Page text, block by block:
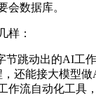
会数据库。
样：
节跳动出的AI工
还能接大模型做
作流自动化工具